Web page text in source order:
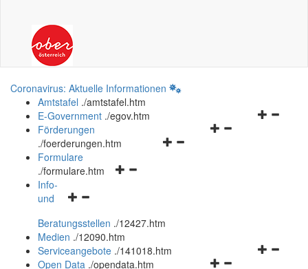
Coronavirus: Aktuelle Informationen
Amtstafel ./amtstafel.htm
Navigationsmenü
E-Government ./egov.htm
Navigationsmenü
Förderungen
./foerderungen.htm
Navigationsmenü
Formulare
./formulare.htm
Navigationsmenü
und
schließen
Info-
und
Beratungsstellen ./12427.htm
Medien ./12090.htm
Navigationsmenü
Serviceangebote ./141018.htm
Open Data ./opendata.htm